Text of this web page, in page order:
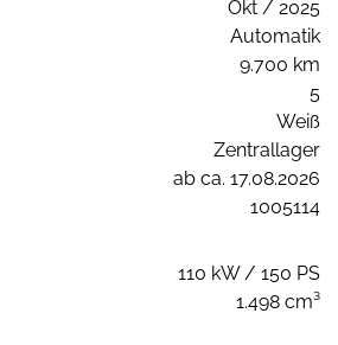
Okt / 2025
Automatik
9.700 km
5
Weiß
Zentrallager
ab ca. 17.08.2026
1005114
110 kW / 150 PS
1.498 cm³